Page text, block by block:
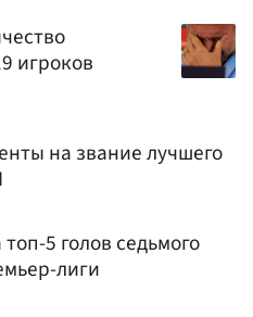
игроков
на звание лучшего
5 голов седьмого
лиги